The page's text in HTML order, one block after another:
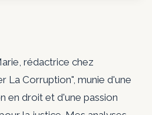
rédactrice chez
La Corruption", munie d'une
en droit et d'une passion